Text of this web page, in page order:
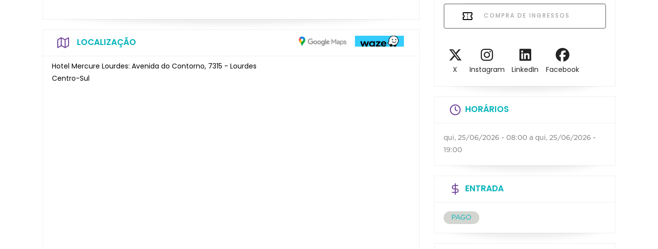
LOCALIZAÇÃO
Hotel Mercure Lourdes: Avenida do Contorno, 7315 - Lourdes
Centro-Sul
COMPRA DE INGRESSOS
X Instagram LinkedIn Facebook
HORÁRIOS
qui, 25/06/2026 - 08:00 a qui, 25/06/2026 -
19:00
ENTRADA
PAGO